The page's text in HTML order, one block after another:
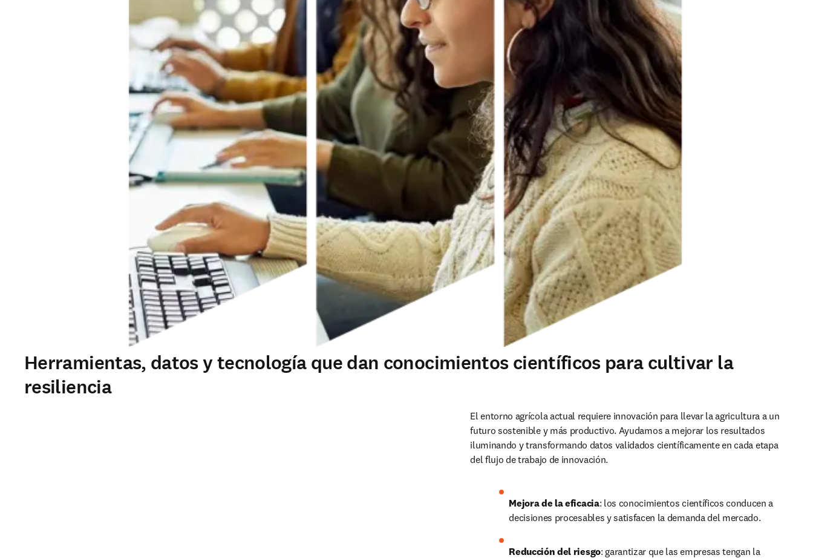
Herramientas, datos y tecnología que dan conocimientos científicos para cultivar la
resiliencia
El entorno agrícola actual requiere innovación para llevar la agricultura a un
futuro sostenible y más productivo. Ayudamos a mejorar los resultados
iluminando y transformando datos validados científicamente en cada etapa
del flujo de trabajo de innovación.
Mejora de la eficacia: los conocimientos científicos conducen a
decisiones procesables y satisfacen la demanda del mercado.
Reducción del riesgo: garantizar que las empresas tengan la